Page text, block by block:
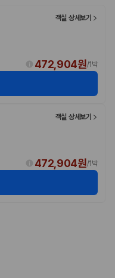
객실 상세보기
472,904원/1박
객실 상세보기
472,904원/1박